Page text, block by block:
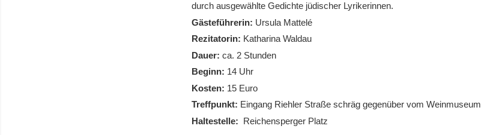
durch ausgewählte Gedichte jüdischer Lyrikerinnen.
Gästeführerin: Ursula Mattelé
Rezitatorin: Katharina Waldau
Dauer: ca. 2 Stunden
Beginn: 14 Uhr
Kosten: 15 Euro
Treffpunkt: Eingang Riehler Straße schräg gegenüber vom Weinmuseum
Haltestelle: Reichensperger Platz